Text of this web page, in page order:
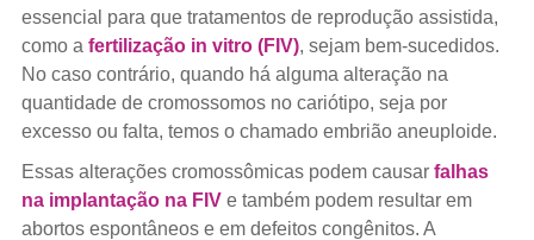
essencial para que tratamentos de reprodução assistida,
como a fertilização in vitro (FIV), sejam bem-sucedidos.
No caso contrário, quando há alguma alteração na
quantidade de cromossomos no cariótipo, seja por
excesso ou falta, temos o chamado embrião aneuploide.
Essas alterações cromossômicas podem causar falhas
na implantação na FIVe também podem resultar em
abortos espontâneos e em defeitos congênitos. A